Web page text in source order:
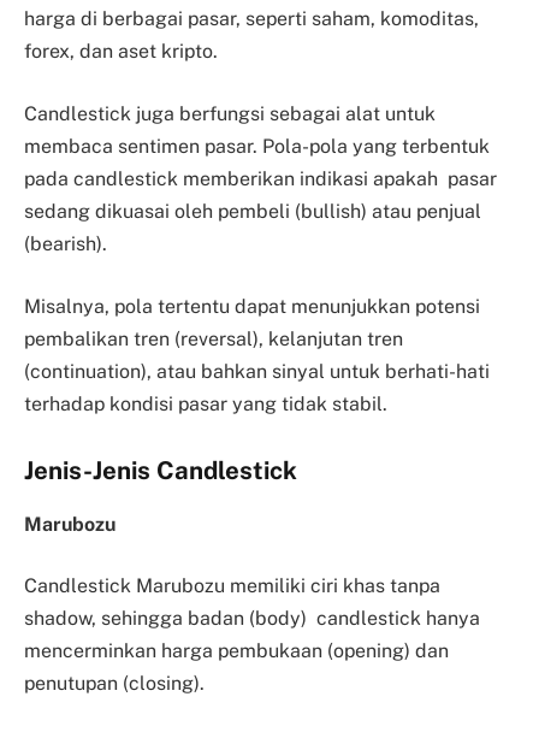
harga di berbagai pasar, seperti saham, komoditas,
forex, dan aset kripto.
Candlestick juga berfungsi sebagai alat untuk
membaca sentimen pasar. Pola-pola yang terbentuk
pada candlestick memberikan indikasi apakah pasar
sedang dikuasai oleh pembeli (bullish) atau penjual
(bearish).
Misalnya, pola tertentu dapat menunjukkan potensi
pembalikan tren (reversal), kelanjutan tren
(continuation), atau bahkan sinyal untuk berhati-hati
terhadap kondisi pasar yang tidak stabil.
Jenis-Jenis Candlestick
Marubozu
Candlestick Marubozu memiliki ciri khas tanpa
shadow, sehingga badan (body) candlestick hanya
mencerminkan harga pembukaan (opening) dan
penutupan (closing).